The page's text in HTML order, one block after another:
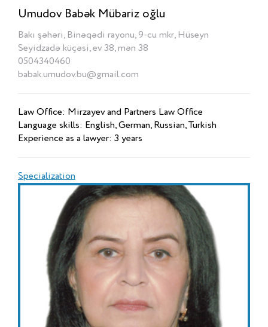
Umudov Babək Mübariz oğlu
Bakı şəhəri, Binəqədi rayonu, 9-cu mkr, Hüseyn
Seyidzadə küçəsi, ev 38, mən 38
0504340460
babak.umudov.bu@gmail.com
Law Office: Mirzayev and Partners Law Office
Language skills: English, German, Russian, Turkish
Experience as a lawyer: 3 years
Specialization